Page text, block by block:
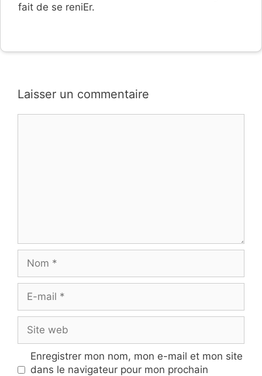
fait de se reniEr.
Laisser un commentaire
mail
web
Enregistrer mon nom, mon e-mail et mon site
dans le navigateur pour mon prochain